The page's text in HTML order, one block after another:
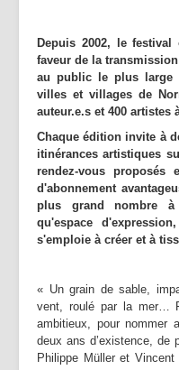
Depuis 2002, le festival
faveur de la
au public le plus large
villes et villages de
auteur.e.s et 400 artistes
Chaque édition invite à
itinérances artistiques
rendez-vous
d'abonnement
plus grand nombre
qu'espace
s'emploie à créer et à
« Un grain de sable,
vent, roulé par la mer…
ambitieux, pour nommer
deux ans d’existence, de
Philippe Müller et